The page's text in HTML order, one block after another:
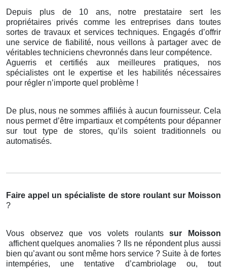
Depuis plus de 10 ans, notre prestataire sert les
propriétaires privés comme les entreprises dans toutes
sortes de travaux et services techniques. Engagés d’offrir
une service de fiabilité, nous veillons à partager avec de
véritables techniciens chevronnés dans leur compétence.
Aguerris et certifiés aux meilleures pratiques, nos
spécialistes ont le expertise et les habilités nécessaires
pour régler n’importe quel problème !
De plus, nous ne sommes affiliés à aucun fournisseur. Cela
nous permet d’être impartiaux et compétents pour dépanner
sur tout type de stores, qu’ils soient traditionnels ou
automatisés.
Faire appel un spécialiste de store roulant sur Moisson
?
Vous observez que vos volets roulantssur Moisson
affichent quelques anomalies ? Ils ne répondent plus aussi
bien qu’avant ou sont même hors service ? Suite à de fortes
intempéries, une tentative d’cambriolage ou, tout